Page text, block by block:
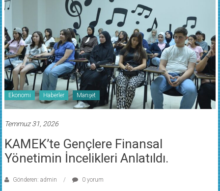
Ekonomi Haberler Manşet
KAMEK’te Gençlere Finansal
Yönetimin İncelikleri Anlatıldı.